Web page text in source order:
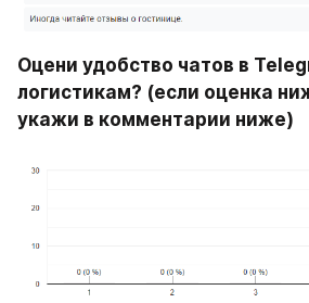
Оцени удобство чатов в
логистикам? (если оценка
укажи в комментарии ниже)